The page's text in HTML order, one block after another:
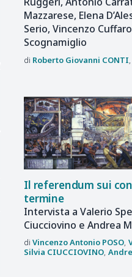
Mazzarese, Elena
Serio, Vincenzo
Scognamiglio
Roberto Giovanni CONTI
Il referendum sui
termine
Intervista a Valerio
Ciucciovino e Andrea
Vincenzo Antonio POSO
Silvia CIUCCIOVINO